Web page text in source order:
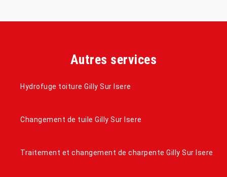
Autres services
Hydrofuge toiture Gilly Sur Isere
Changement de tuile Gilly Sur Isere
Traitement et changement de charpente Gilly Sur Isere